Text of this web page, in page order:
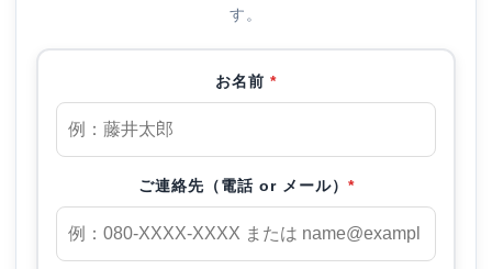
す。
お名前 *
ご連絡先（電話 or メール） *